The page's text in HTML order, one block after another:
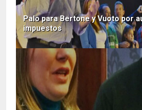
Palo para Bertone y Vuoto por
impuestos